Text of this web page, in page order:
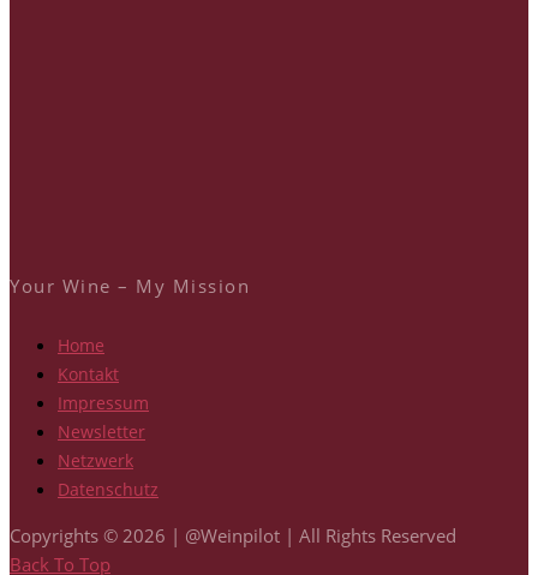
Your Wine – My Mission
Home
Kontakt
Impressum
Newsletter
Netzwerk
Datenschutz
Copyrights © 2026 | @Weinpilot | All Rights Reserved
Back To Top